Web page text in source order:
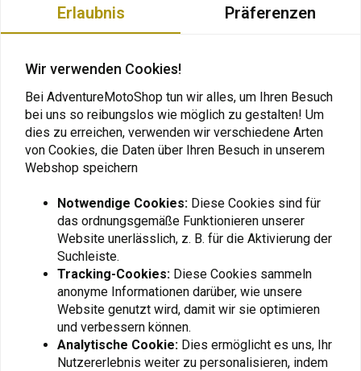
Bewertungen
Fügen Sie Ihre Bewertung hinzu
Ähnliche Produkte
Erlaubnis Präferenzen
Wir verwenden Cookies!
Bei AdventureMotoShop tun wir alles, um Ihren Besuch
bei uns so reibungslos wie möglich zu gestalten! Um
dies zu erreichen, verwenden wir verschiedene Arten
von Cookies, die Daten über Ihren Besuch in unserem
Webshop speichern
Notwendige Cookies: Diese Cookies sind für
das ordnungsgemäße Funktionieren unserer
Website unerlässlich, z. B. für die Aktivierung der
Suchleiste.
Tracking-Cookies: Diese Cookies sammeln
anonyme Informationen darüber, wie unsere
Website genutzt wird, damit wir sie optimieren
und verbessern können.
Analytische Cookie: Dies ermöglicht es uns, Ihr
Nutzererlebnis weiter zu personalisieren, indem